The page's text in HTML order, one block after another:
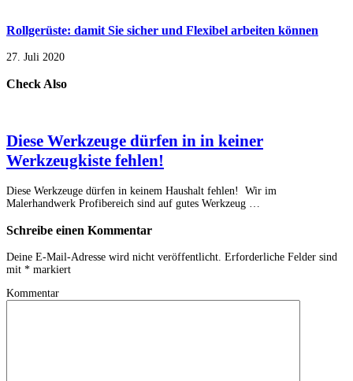
Rollgerüste: damit Sie sicher und Flexibel arbeiten können
27. Juli 2020
Check Also
Diese Werkzeuge dürfen in in keiner
Werkzeugkiste fehlen!
Diese Werkzeuge dürfen in keinem Haushalt fehlen! Wir im
Malerhandwerk Profibereich sind auf gutes Werkzeug …
Schreibe einen Kommentar
Deine E-Mail-Adresse wird nicht veröffentlicht. Erforderliche Felder sind
mit * markiert
Kommentar